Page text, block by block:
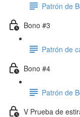
Patrón de
Bono #3
Patrón de
Bono #4
Patrón de
V Prueba de